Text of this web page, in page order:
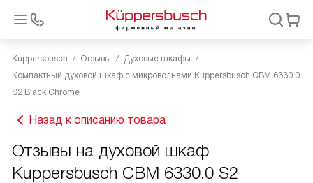
Kuppersbusch Отзывы
Духовые шкафы
Компактный духовой шкаф с микроволнами Kuppersbusch CBM 6330.0
S2 Black Chrome
Назад к описанию товара
Отзывы на духовой шкаф
Kuppersbusch CBM 6330.0 S2